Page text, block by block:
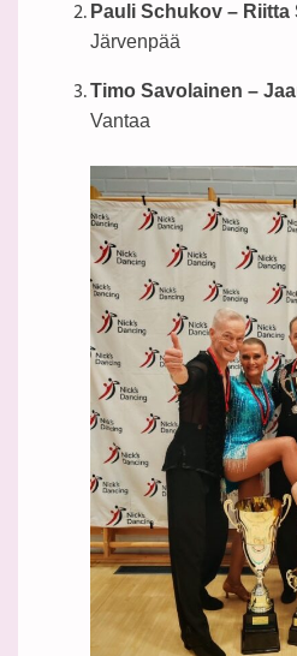
Pauli Schukov –
Järvenpää
Timo Savolainen –
Vantaa